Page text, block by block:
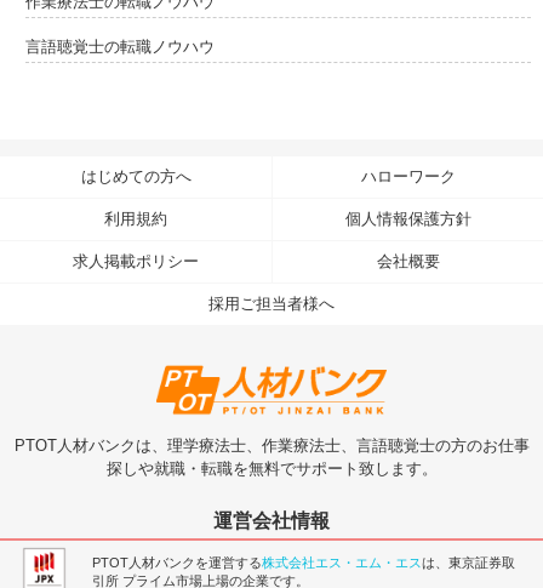
言語聴覚士の転職ノウハウ
はじめての方へ ハローワーク
利用規約 個人情報保護方針
求人掲載ポリシー 会社概要
採用ご担当者様へ
PTOT人材バンクは、理学療法士、作業療法士、言語聴覚士の方のお仕事
探しや就職・転職を無料でサポート致します。
運営会社情報
PTOT人材バンクを運営する株式会社エス・エム・エスは、東京証券取
引所 プライム市場上場の企業です。